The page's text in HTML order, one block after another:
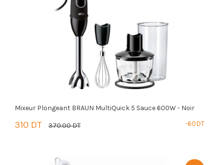
Mixeur Plongeant BRAUN MultiQuick 5 Sauce 600W - Noir
310 DT 370.00 DT -60DT
PANIER